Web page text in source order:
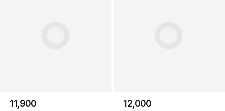
11,900 12,000